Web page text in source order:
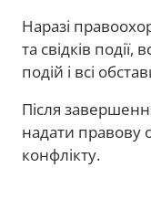
Наразі
та свідків
подій і всі
Після
надати правову
конфлікту.